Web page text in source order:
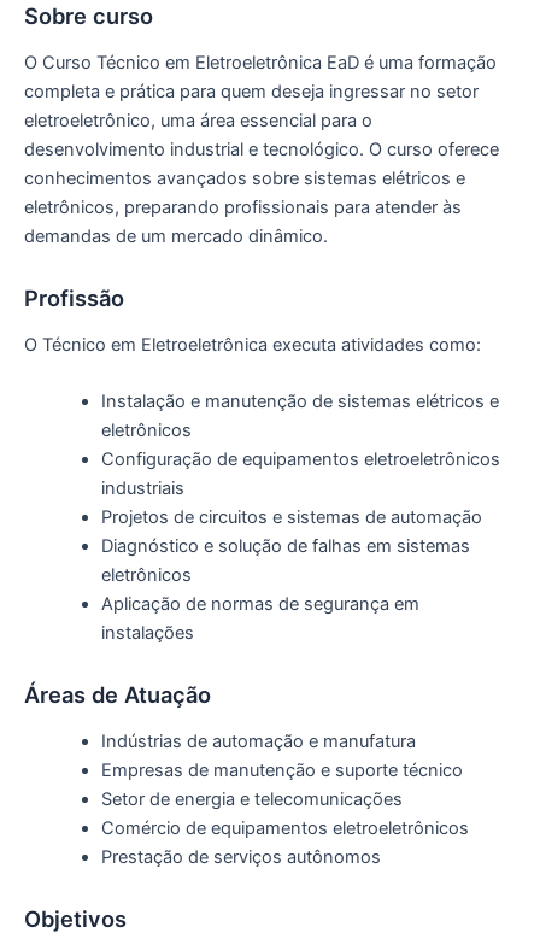
Sobre curso
O Curso Técnico em Eletroeletrônica EaD é uma formação
completa e prática para quem deseja ingressar no setor
eletroeletrônico, uma área essencial para o
desenvolvimento industrial e tecnológico. O curso oferece
conhecimentos avançados sobre sistemas elétricos e
eletrônicos, preparando profissionais para atender às
demandas de um mercado dinâmico.
Profissão
O Técnico em Eletroeletrônica executa atividades como:
Instalação e manutenção de sistemas elétricos e
eletrônicos
Configuração de equipamentos eletroeletrônicos
industriais
Projetos de circuitos e sistemas de automação
Diagnóstico e solução de falhas em sistemas
eletrônicos
Aplicação de normas de segurança em
instalações
Áreas de Atuação
Indústrias de automação e manufatura
Empresas de manutenção e suporte técnico
Setor de energia e telecomunicações
Comércio de equipamentos eletroeletrônicos
Prestação de serviços autônomos
Objetivos